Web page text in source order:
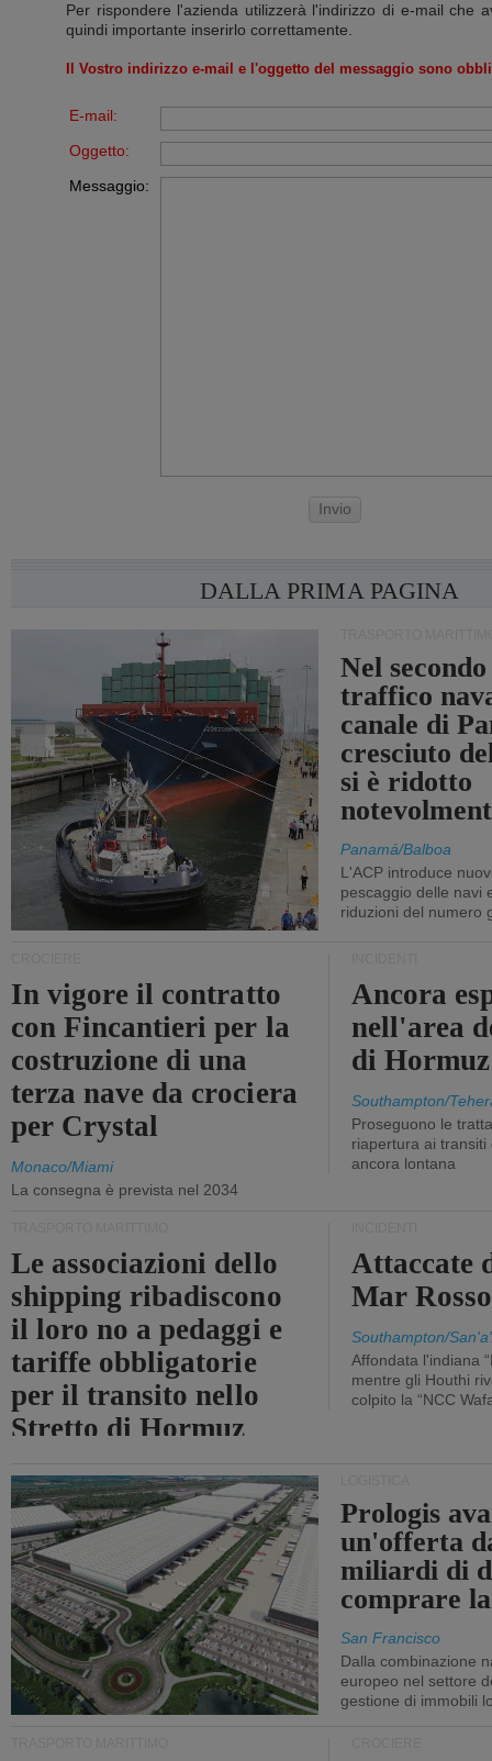
Per rispondere l'azienda utilizzerà l'indirizzo di e-mail che
quindi importante inserirlo correttamente.
Il Vostro indirizzo e-mail e l'oggetto del messaggio sono
E-mail:
Oggetto:
Messaggio:
Invio
DALLA PRIMA PAGINA
Nel
traffico
canale di
cresciuto
si è ridotto
Panamá/Balboa
L'ACP introduce
pescaggio delle navi
riduzioni del numero
In vigore il contratto
con Fincantieri per la
costruzione di una
terza nave da crociera
per Crystal
Monaco/Miami
La consegna è prevista nel 2034
Ancora
nell'area
di Hormuz
Southampton/
Proseguono le
riapertura ai
ancora lontana
Le associazioni dello
shipping ribadiscono
il loro no a pedaggi e
tariffe obbligatorie
per il transito nello
Stretto di Hormuz
Attaccate
Mar Rosso
Southampton/
Affondata l'indiana
mentre gli Houthi
colpito la “NCC
Prologis
un'offerta
miliardi di
comprare
San Francisco
Dalla combinazione
europeo nel settore
gestione di immobili